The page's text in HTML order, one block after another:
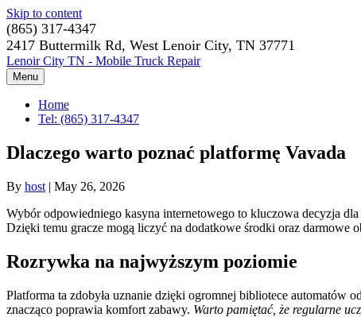
Skip to content
(865) 317-4347
2417 Buttermilk Rd, West Lenoir City, TN 37771
Lenoir City TN - Mobile Truck Repair
Menu
Home
Tel: (865) 317-4347
Dlaczego warto poznać platformę Vavada
By host | May 26, 2026
Wybór odpowiedniego kasyna internetowego to kluczowa decyzja
Dzięki temu gracze mogą liczyć na dodatkowe środki oraz darmowe
Rozrywka na najwyższym poziomie
Platforma ta zdobyła uznanie dzięki ogromnej bibliotece automatów
znacząco poprawia komfort zabawy. Warto pamiętać, że regularne